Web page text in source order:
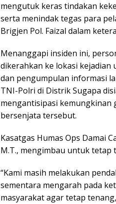
mengutuk keras tindakan
serta menindak tegas para
Brigjen Pol. Faizal dalam
Menanggapi insiden ini,
dikerahkan ke lokasi kejadian
dan pengumpulan informasi
TNI-Polri di Distrik Sugapa
mengantisipasi
bersenjata tersebut.
Kasatgas Humas Ops Damai
M.T., mengimbau untuk tetap
“Kami masih melakukan
sementara mengarah pada
masyarakat agar tetap